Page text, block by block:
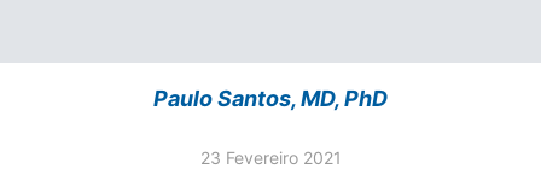
Paulo Santos, MD, PhD
23 Fevereiro 2021